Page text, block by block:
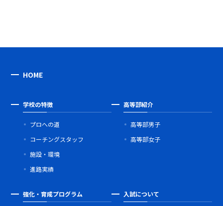
HOME
学校の特徴
プロへの道
コーチングスタッフ
施設・環境
進路実績
高等部紹介
高等部男子
高等部女子
強化・育成プログラム 入試について